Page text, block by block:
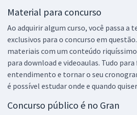
Material para concurso
Ao adquirir algum curso, você passa a
exclusivos para o concurso em
materiais com um conteúdo
para download e videoaulas. Tudo
entendimento e tornar o seu
é possível estudar onde e quando
Concurso público é no Gran